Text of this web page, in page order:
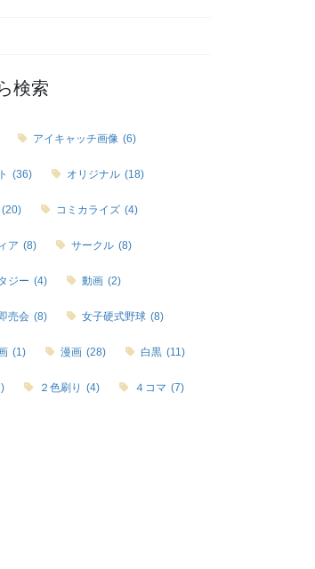
検索
アイキャッチ画像 (6)
(36) オリジナル (18)
(20) コミカライズ (4)
ア (8) サークル (8)
ジー (4) 動画 (2)
売会 (8) 女子硬式野球 (8)
(1) 漫画 (28) 白黒 (11)
２色刷り (4) ４コマ (7)